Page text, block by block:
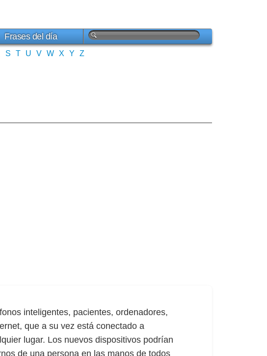
Frases del día
S T U V W X Y Z
inteligentes, pacientes, ordenadores,
que a su vez está conectado a
lugar. Los nuevos dispositivos podrían
de una persona en las manos de todos